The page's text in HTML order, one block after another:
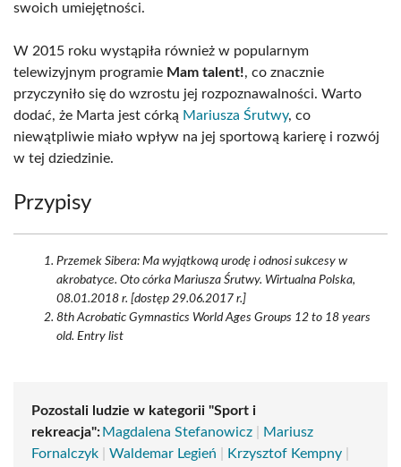
swoich umiejętności.
W 2015 roku wystąpiła również w popularnym
telewizyjnym programie Mam talent!, co znacznie
przyczyniło się do wzrostu jej rozpoznawalności. Warto
dodać, że Marta jest córką Mariusza Śrutwy, co
niewątpliwie miało wpływ na jej sportową karierę i rozwój
w tej dziedzinie.
Przypisy
Przemek Sibera: Ma wyjątkową urodę i odnosi sukcesy w
akrobatyce. Oto córka Mariusza Śrutwy. Wirtualna Polska,
08.01.2018 r. [dostęp 29.06.2017 r.]
8th Acrobatic Gymnastics World Ages Groups 12 to 18 years
old. Entry list
Pozostali ludzie w kategorii "Sport i
rekreacja": Magdalena Stefanowicz
Mariusz
Fornalczyk
Waldemar Legień Krzysztof Kempny